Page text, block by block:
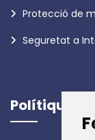
Protecció de
Seguretat a
Polítiques